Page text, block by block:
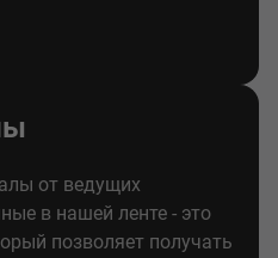
от ведущих
в нашей ленте - это
позволяет получать